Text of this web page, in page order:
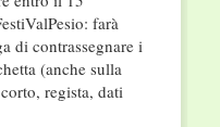
farà
di contrassegnare i
(anche sulla
regista, dati